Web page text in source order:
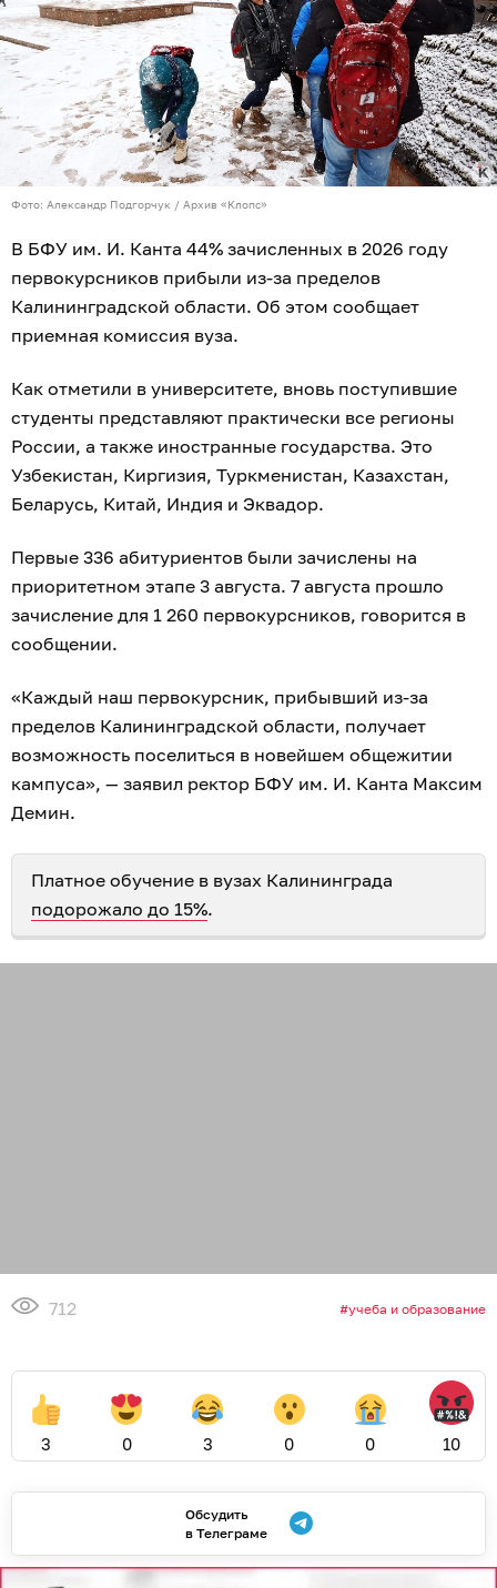
Фото: Александр Подгорчук / Архив «Клопс»
В БФУ им. И. Канта 44% зачисленных в 2026 году
первокурсников прибыли из-за пределов
Калининградской области. Об этом сообщает
приемная комиссия вуза.
Как отметили в университете, вновь поступившие
студенты представляют практически все регионы
России, а также иностранные государства. Это
Узбекистан, Киргизия, Туркменистан, Казахстан,
Беларусь, Китай, Индия и Эквадор.
Первые 336 абитуриентов были зачислены на
приоритетном этапе 3 августа. 7 августа прошло
зачисление для 1 260 первокурсников, говорится в
сообщении.
«Каждый наш первокурсник, прибывший из-за
пределов Калининградской области, получает
возможность поселиться в новейшем общежитии
кампуса», — заявил ректор БФУ им. И. Канта Максим
Демин.
Платное обучение в вузах Калининграда
подорожало до 15%.
712 учеба и образование
3 0 3 0 0 10
Обсудить
в Телеграме